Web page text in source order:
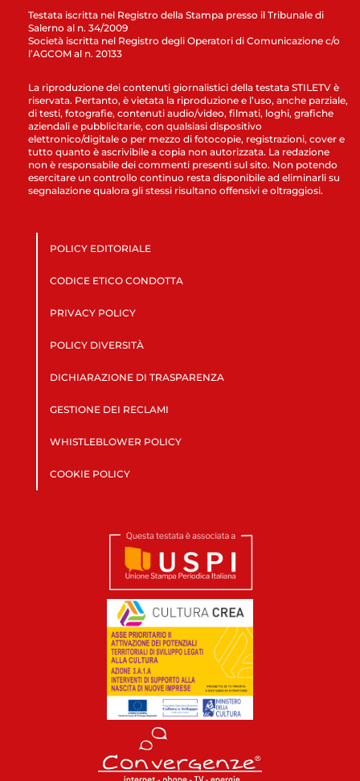
Testata iscritta nel Registro della Stampa presso il Tribunale di
Salerno al n. 34/2009
Società iscritta nel Registro degli Operatori di Comunicazione c/o
l’AGCOM al n. 20133
La riproduzione dei contenuti giornalistici della testata STILETV è
riservata. Pertanto, è vietata la riproduzione e l’uso, anche parziale,
di testi, fotografie, contenuti audio/video, filmati, loghi, grafiche
aziendali e pubblicitarie, con qualsiasi dispositivo
elettronico/digitale o per mezzo di fotocopie, registrazioni, cover e
tutto quanto è ascrivibile a copia non autorizzata. La redazione
non è responsabile dei commenti presenti sul sito. Non potendo
esercitare un controllo continuo resta disponibile ad eliminarli su
segnalazione qualora gli stessi risultano offensivi e oltraggiosi.
POLICY EDITORIALE
CODICE ETICO CONDOTTA
PRIVACY POLICY
POLICY DIVERSITÀ
DICHIARAZIONE DI TRASPARENZA
GESTIONE DEI RECLAMI
WHISTLEBLOWER POLICY
COOKIE POLICY